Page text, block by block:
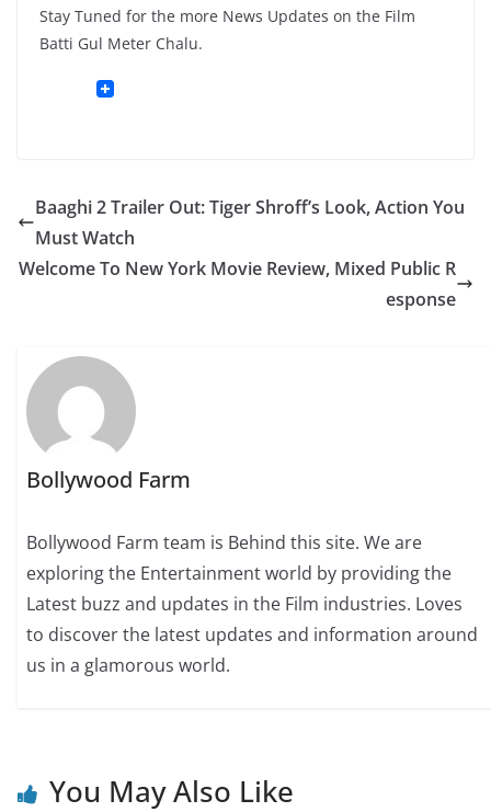
Stay Tuned for the more News Updates on the Film
Batti Gul Meter Chalu.
Baaghi 2 Trailer Out: Tiger Shroff’s Look, Action You
Must Watch
Welcome To New York Movie Review, Mixed Public R
esponse
Bollywood Farm
Bollywood Farm team is Behind this site. We are
exploring the Entertainment world by providing the
Latest buzz and updates in the Film industries. Loves
to discover the latest updates and information around
us in a glamorous world.
You May Also Like